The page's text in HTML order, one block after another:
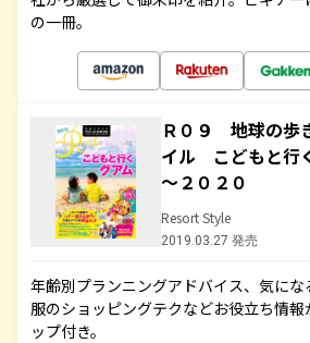
の一冊。
Ｒ０９ 地球の歩
イル こどもと行
～２０２０
Resort Style
2019.03.27 発売
年齢別プランニングアドバイス、気に
服のショッピングテクなどお役立ち情
ップ付き。